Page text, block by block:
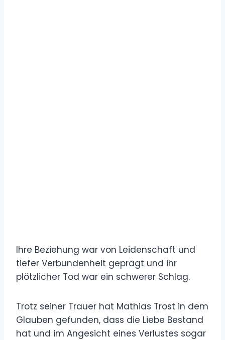
Ihre Beziehung war von Leidenschaft und
tiefer Verbundenheit geprägt und ihr
plötzlicher Tod war ein schwerer Schlag.
Trotz seiner Trauer hat Mathias Trost in dem
Glauben gefunden, dass die Liebe Bestand
hat und im Angesicht eines Verlustes sogar